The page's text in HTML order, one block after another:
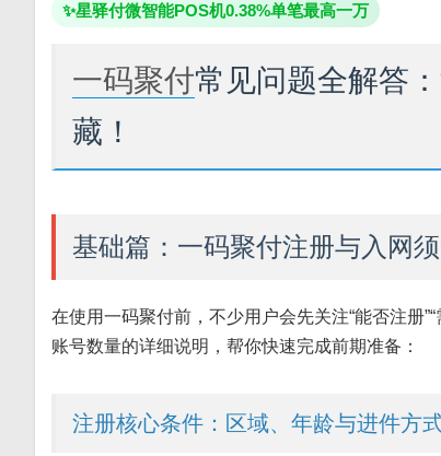
✨星驿付微智能POS机0.38%单笔最高一万
一码聚付常见问题全解答
藏！
基础篇：一码聚付注册与入网
在使用一码聚付前，不少用户会先关注“能否注册
账号数量的详细说明，帮你快速完成前期准备：
注册核心条件：区域、年龄与进件方